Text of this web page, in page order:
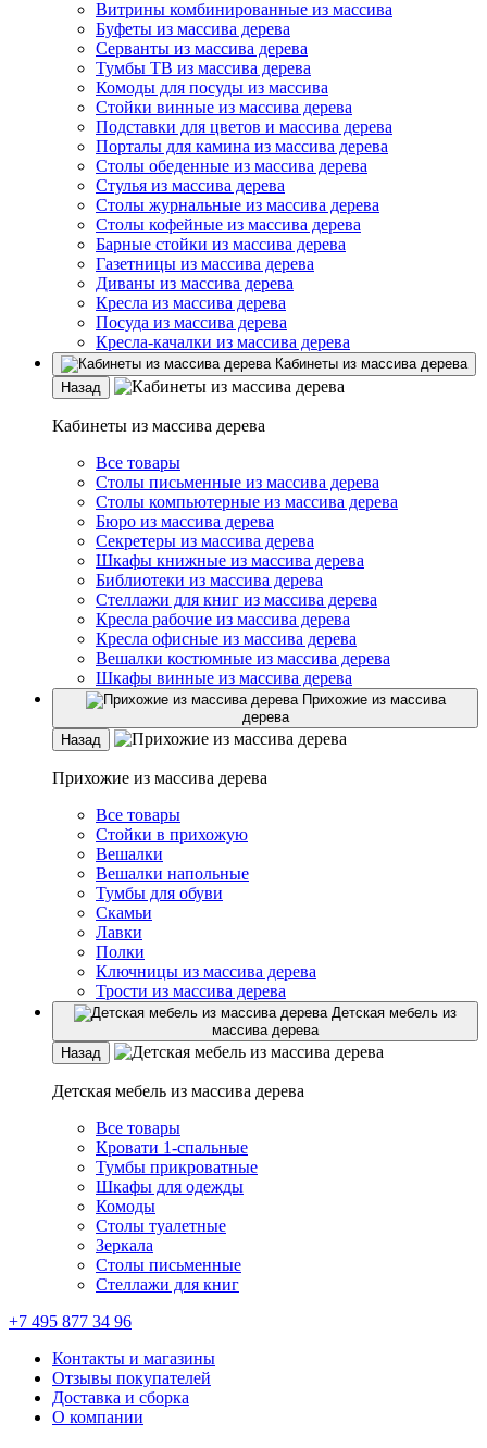
Витрины комбинированные из массива
Буфеты из массива дерева
Серванты из массива дерева
Тумбы ТВ из массива дерева
Комоды для посуды из массива
Стойки винные из массива дерева
Подставки для цветов и массива дерева
Порталы для камина из массива дерева
Столы обеденные из массива дерева
Стулья из массива дерева
Столы журнальные из массива дерева
Столы кофейные из массива дерева
Барные стойки из массива дерева
Газетницы из массива дерева
Диваны из массива дерева
Кресла из массива дерева
Посуда из массива дерева
Кресла-качалки из массива дерева
Кабинеты из массива дерева
Назад
Кабинеты из массива дерева
Все товары
Столы письменные из массива дерева
Столы компьютерные из массива дерева
Бюро из массива дерева
Секретеры из массива дерева
Шкафы книжные из массива дерева
Библиотеки из массива дерева
Стеллажи для книг из массива дерева
Кресла рабочие из массива дерева
Кресла офисные из массива дерева
Вешалки костюмные из массива дерева
Шкафы винные из массива дерева
Прихожие из массива
дерева
Назад
Прихожие из массива дерева
Все товары
Стойки в прихожую
Вешалки
Вешалки напольные
Тумбы для обуви
Скамьи
Лавки
Полки
Ключницы из массива дерева
Трости из массива дерева
Детская мебель из
массива дерева
Назад
Детская мебель из массива дерева
Все товары
Кровати 1-спальные
Тумбы прикроватные
Шкафы для одежды
Комоды
Столы туалетные
Зеркала
Столы письменные
Стеллажи для книг
+7 495 877 34 96
Контакты и магазины
Отзывы покупателей
Доставка и сборка
О компании